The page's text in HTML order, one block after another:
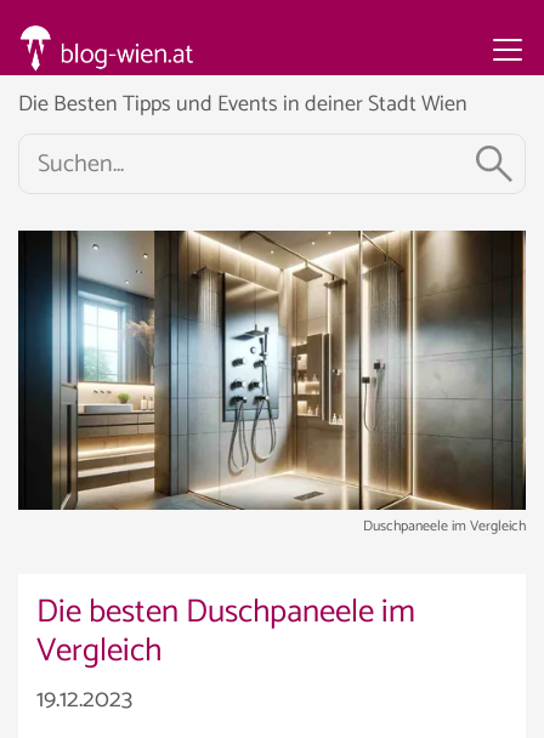
Die Besten Tipps und Events in deiner Stadt Wien
Duschpaneele im Vergleich
Die besten Duschpaneele im
Vergleich
19.12.2023